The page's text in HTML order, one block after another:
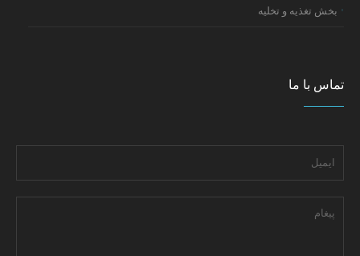
بخش تغذیه و تخلیه
تماس با ما